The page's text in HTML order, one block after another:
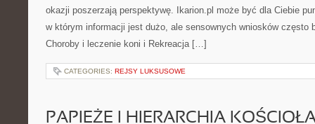
okazji poszerzają perspektywę. Ikarion.pl może być dla Ciebie
w którym informacji jest dużo, ale sensownych wniosków często
Choroby i leczenie koni i Rekreacja […]
CATEGORIES: REJSY LUKSUSOWE
PAPIEŻE I HIERARCHIA